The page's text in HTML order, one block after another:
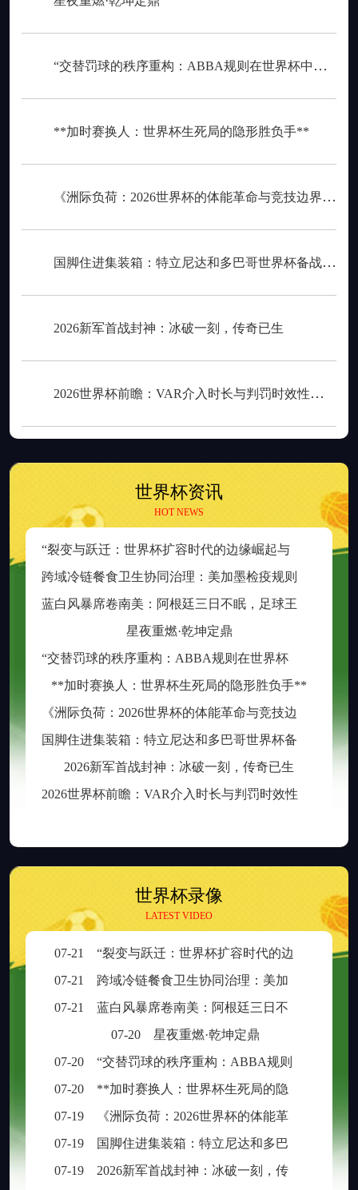
“交替罚球的秩序重构：ABBA规则在世界杯中的逻辑困境与制度再平衡”
**加时赛换人：世界杯生死局的隐形胜负手**
《洲际负荷：2026世界杯的体能革命与竞技边界重构》
国脚住进集装箱：特立尼达和多巴哥世界杯备战营地引争议
2026新军首战封神：冰破一刻，传奇已生
2026世界杯前瞻：VAR介入时长与判罚时效性的权衡之道
世界杯资讯
HOT NEWS
星夜重燃·乾坤定鼎
**加时赛换人：世界杯生死局的隐形胜负手**
2026新军首战封神：冰破一刻，传奇已生
世界杯录像
LATEST VIDEO
07-21
“裂变与跃迁：世界杯扩容时代的边缘崛起与新秩序重塑”
07-21
跨域冷链餐食卫生协同治理：美加墨检疫规则分歧与制度融合策略
07-21
蓝白风暴席卷南美：阿根廷三日不眠，足球王座再耀大陆
07-20
星夜重燃·乾坤定鼎
07-20
“交替罚球的秩序重构：ABBA规则在世界杯中的逻辑困境与制度再平衡”
07-20
**加时赛换人：世界杯生死局的隐形胜负手**
07-19
《洲际负荷：2026世界杯的体能革命与竞技边界重构》
07-19
国脚住进集装箱：特立尼达和多巴哥世界杯备战营地引争议
07-19
2026新军首战封神：冰破一刻，传奇已生